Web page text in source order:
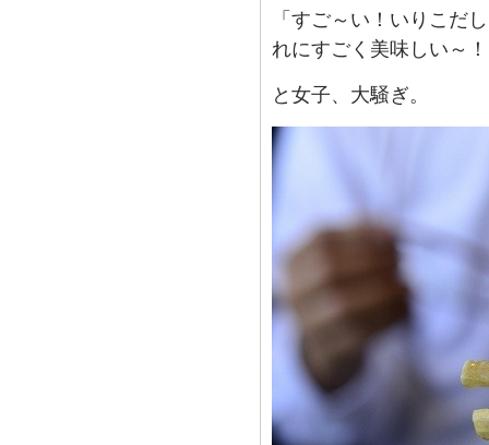
「すご～い！いりこだ
れにすごく美味しい～
と女子、大騒ぎ。